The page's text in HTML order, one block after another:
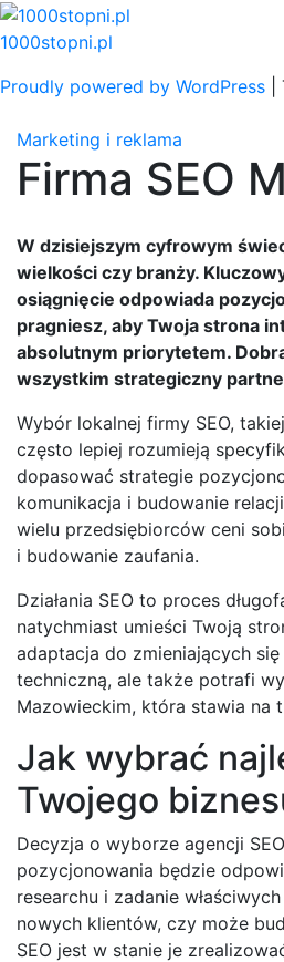
Skip
to
1000stopni.pl
Proudly powered by WordPress
Marketing i reklama
Firma SEO
W dzisiejszym cyfrowym
wielkości czy branży.
osiągnięcie odpowiada
pragniesz, aby Twoja strona
absolutnym priorytetem.
wszystkim strategiczny
Wybór lokalnej firmy SEO,
często lepiej rozumieją
dopasować strategie
komunikacja i budowanie
wielu przedsiębiorców ceni
i budowanie zaufania.
Działania SEO to proces
natychmiast umieści Twoją
adaptacja do zmieniających
techniczną, ale także potrafi
Mazowieckim, która stawia na
Jak wybrać
Twojego
Decyzja o wyborze agencji
pozycjonowania będzie
researchu i zadanie
nowych klientów, czy może
SEO jest w stanie je